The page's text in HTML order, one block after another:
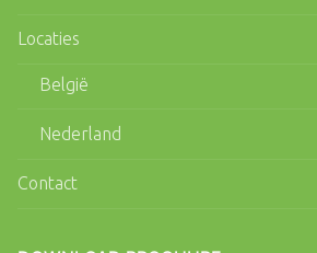
Locaties
België
Nederland
Contact